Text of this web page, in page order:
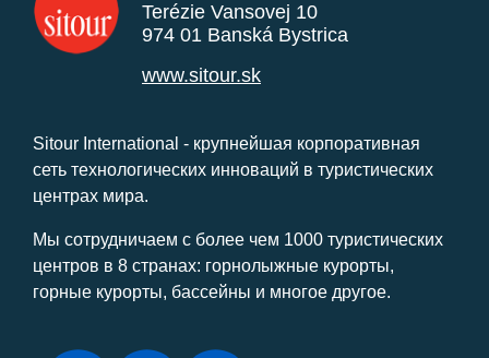
Terézie Vansovej 10
974 01 Banská Bystrica
www.sitour.sk
Sitour International - крупнейшая корпоративная
сеть технологических инноваций в туристических
центрах мира.
Мы сотрудничаем с более чем 1000 туристических
центров в 8 странах: горнолыжные курорты,
горные курорты, бассейны и многое другое.